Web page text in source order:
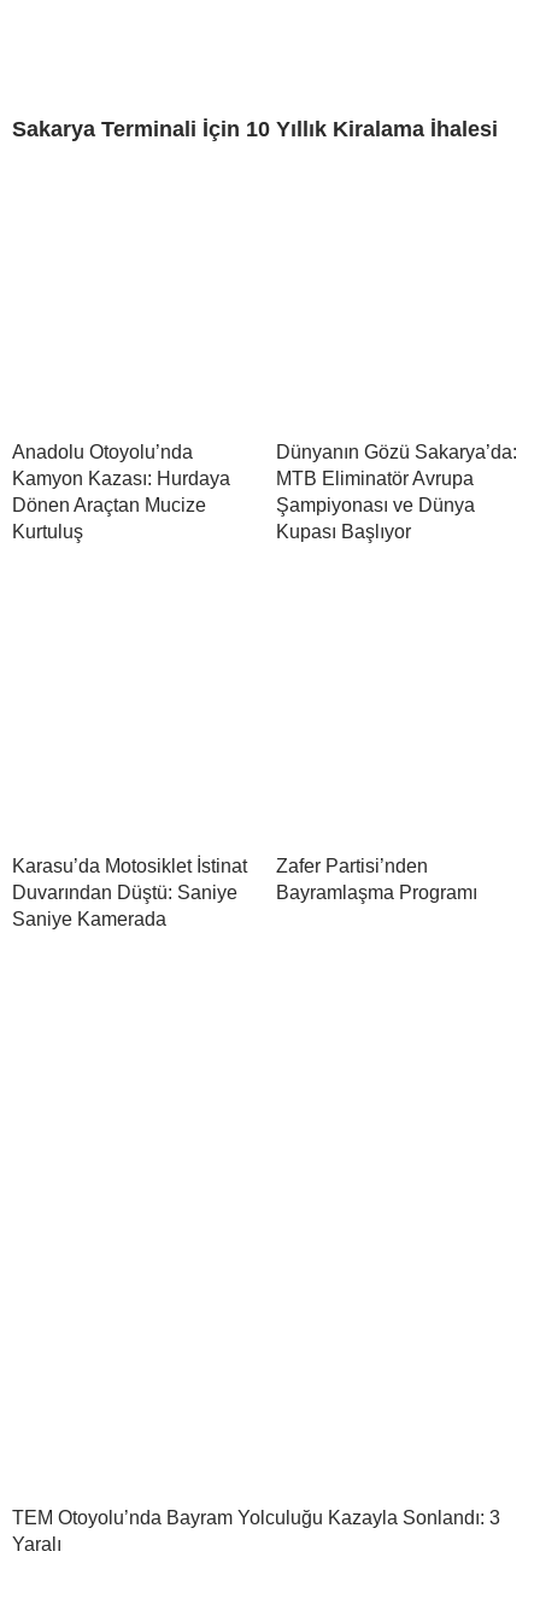
Sakarya Terminali İçin 10 Yıllık Kiralama İhalesi
Anadolu Otoyolu’nda
Kamyon Kazası: Hurdaya
Dönen Araçtan Mucize
Kurtuluş
Dünyanın Gözü Sakarya’da:
MTB Eliminatör Avrupa
Şampiyonası ve Dünya
Kupası Başlıyor
Karasu’da Motosiklet İstinat
Duvarından Düştü: Saniye
Saniye Kamerada
Zafer Partisi’nden
Bayramlaşma Programı
TEM Otoyolu’nda Bayram Yolculuğu Kazayla Sonlandı: 3
Yaralı